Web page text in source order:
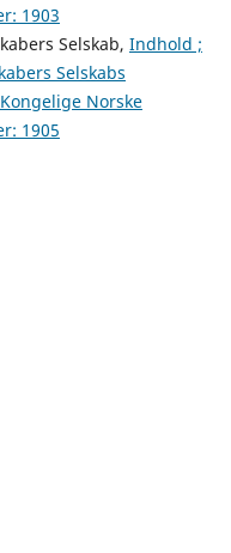
1903
Selskab, Indhold ;
Selskabs
Norske
1905